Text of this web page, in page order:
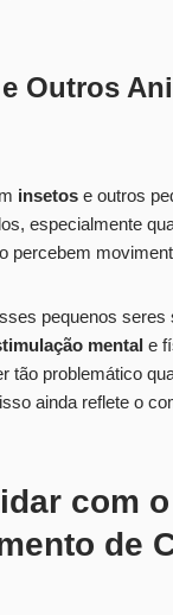
Outros
insetos e outros
especialmente
percebem
pequenos seres
mental e
tão problemático
ainda reflete o
com o
de